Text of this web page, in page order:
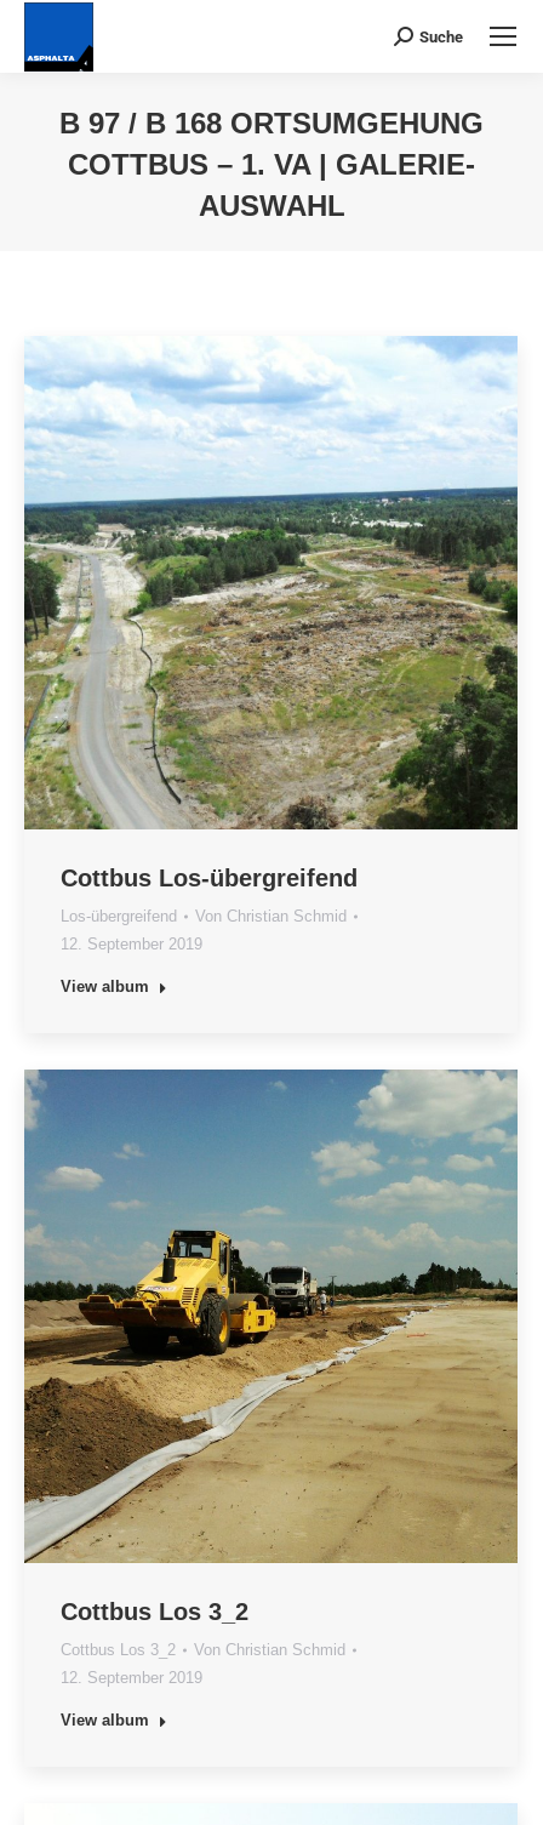
Suchen:
Suche
B 97 / B 168 ORTSUMGEHUNG
COTTBUS – 1. VA | GALERIE-
AUSWAHL
Cottbus Los-übergreifend
Los-übergreifend Von Christian Schmid
12. September 2019
View album
Cottbus Los 3_2
Cottbus Los 3_2 Von Christian Schmid
12. September 2019
View album